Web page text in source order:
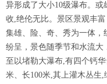
异形成了大小10级瀑布。
收,绝伦无比。景区景观丰
集雄、险、奇、秀为一体
纷呈，景色随季节和水流大
至以堵勒大瀑布,有四个钙
米、长100米,其上灌木丛生